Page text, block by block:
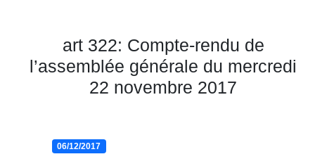
art 322: Compte-rendu de
l’assemblée générale du mercredi
22 novembre 2017
06/12/2017